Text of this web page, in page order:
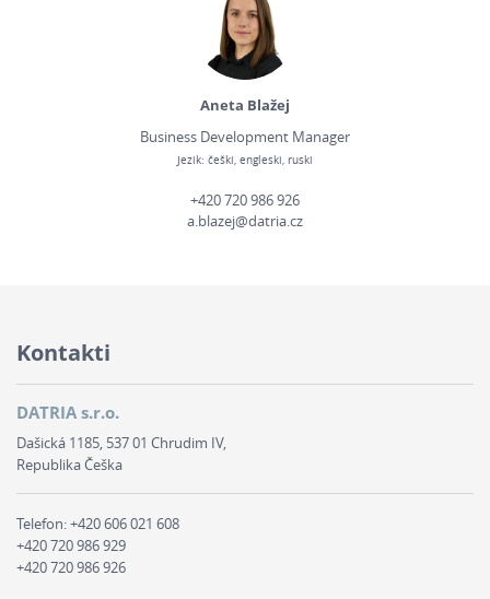
Aneta Blažej
Business Development Manager
Jezik: češki, engleski, ruski
+420 720 986 926
a.blazej@datria.cz
Kontakti
DATRIA s.r.o.
Dašická 1185, 537 01 Chrudim IV,
Republika Češka
Telefon:+420 606 021 608
+420 720 986 929
+420 720 986 926